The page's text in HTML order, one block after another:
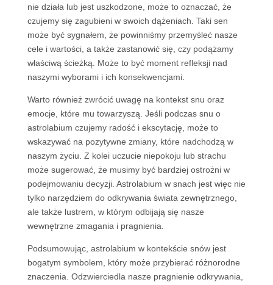
nie działa lub jest uszkodzone, może to oznaczać, że
czujemy się zagubieni w swoich dążeniach. Taki sen
może być sygnałem, że powinniśmy przemyśleć nasze
cele i wartości, a także zastanowić się, czy podążamy
właściwą ścieżką. Może to być moment refleksji nad
naszymi wyborami i ich konsekwencjami.
Warto również zwrócić uwagę na kontekst snu oraz
emocje, które mu towarzyszą. Jeśli podczas snu o
astrolabium czujemy radość i ekscytację, może to
wskazywać na pozytywne zmiany, które nadchodzą w
naszym życiu. Z kolei uczucie niepokoju lub strachu
może sugerować, że musimy być bardziej ostrożni w
podejmowaniu decyzji. Astrolabium w snach jest więc nie
tylko narzędziem do odkrywania świata zewnętrznego,
ale także lustrem, w którym odbijają się nasze
wewnętrzne zmagania i pragnienia.
Podsumowując, astrolabium w kontekście snów jest
bogatym symbolem, który może przybierać różnorodne
znaczenia. Odzwierciedla nasze pragnienie odkrywania,